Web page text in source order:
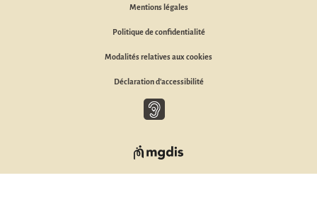
Mentions légales
Politique de confidentialité
Modalités relatives aux cookies
Déclaration d'accessibilité
Baisse d'audition, malentendant ou sourd,